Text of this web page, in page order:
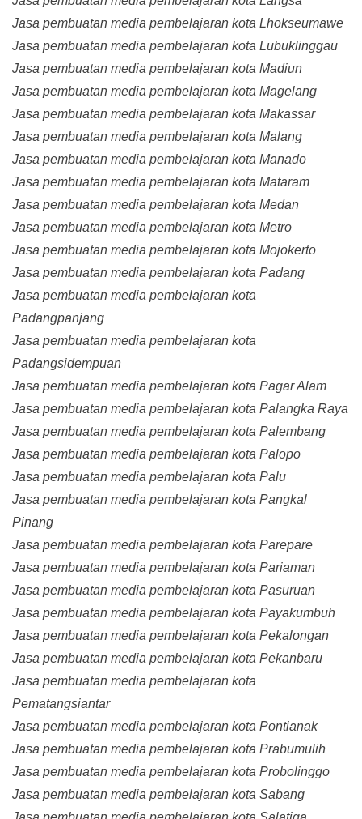
Jasa pembuatan media pembelajaran kota Lhokseumawe
Jasa pembuatan media pembelajaran kota Lubuklinggau
Jasa pembuatan media pembelajaran kota Madiun
Jasa pembuatan media pembelajaran kota Magelang
Jasa pembuatan media pembelajaran kota Makassar
Jasa pembuatan media pembelajaran kota Malang
Jasa pembuatan media pembelajaran kota Manado
Jasa pembuatan media pembelajaran kota Mataram
Jasa pembuatan media pembelajaran kota Medan
Jasa pembuatan media pembelajaran kota Metro
Jasa pembuatan media pembelajaran kota Mojokerto
Jasa pembuatan media pembelajaran kota Padang
Jasa pembuatan media pembelajaran kota
Padangpanjang
Jasa pembuatan media pembelajaran kota
Padangsidempuan
Jasa pembuatan media pembelajaran kota Pagar Alam
Jasa pembuatan media pembelajaran kota Palangka Raya
Jasa pembuatan media pembelajaran kota Palembang
Jasa pembuatan media pembelajaran kota Palopo
Jasa pembuatan media pembelajaran kota Palu
Jasa pembuatan media pembelajaran kota Pangkal
Pinang
Jasa pembuatan media pembelajaran kota Parepare
Jasa pembuatan media pembelajaran kota Pariaman
Jasa pembuatan media pembelajaran kota Pasuruan
Jasa pembuatan media pembelajaran kota Payakumbuh
Jasa pembuatan media pembelajaran kota Pekalongan
Jasa pembuatan media pembelajaran kota Pekanbaru
Jasa pembuatan media pembelajaran kota
Pematangsiantar
Jasa pembuatan media pembelajaran kota Pontianak
Jasa pembuatan media pembelajaran kota Prabumulih
Jasa pembuatan media pembelajaran kota Probolinggo
Jasa pembuatan media pembelajaran kota Sabang